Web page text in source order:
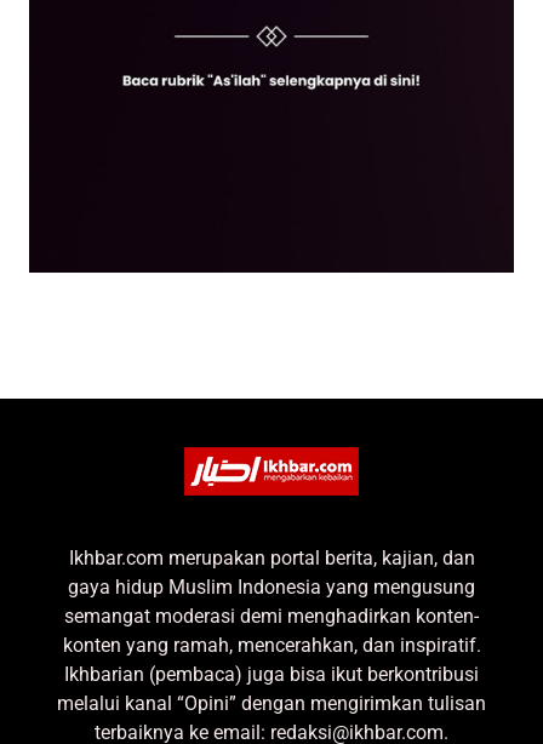
Ikhbar.com merupakan portal berita, kajian, dan
gaya hidup Muslim Indonesia yang mengusung
semangat moderasi demi menghadirkan konten-
konten yang ramah, mencerahkan, dan inspiratif.
Ikhbarian (pembaca) juga bisa ikut berkontribusi
melalui kanal “Opini” dengan mengirimkan tulisan
terbaiknya ke email: redaksi@ikhbar.com.